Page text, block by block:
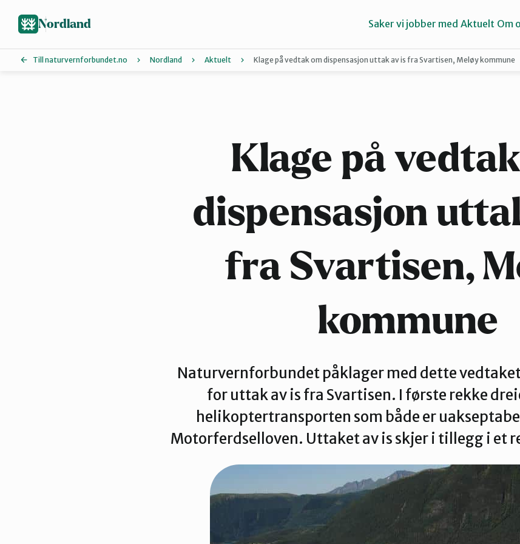
hovedinnhold
Sør-Helgeland
Nordland Saker vi jobber med Aktuelt Om
Till naturvernforbundet.no Nordland Aktuelt Klage på vedtak om dispensasjon uttak av is fra Svartisen, Meløy kommune
Klage på
dispensasjon
fra Svartisen,
kommune
Naturvernforbundet påklager med dette
for uttak av is fra Svartisen. I første rekke
helikoptertransporten som både er
Motorferdselloven. Uttaket av is skjer i tillegg i et